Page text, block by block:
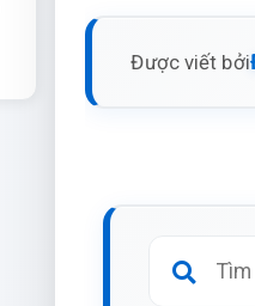
Được viết bởi